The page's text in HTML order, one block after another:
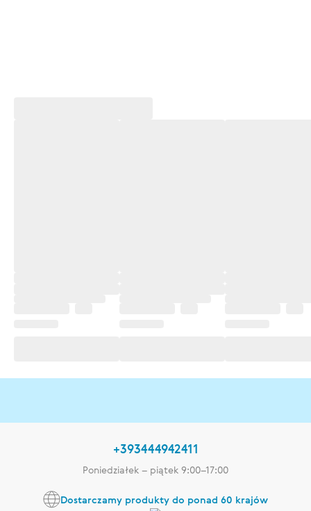
+393444942411
Poniedziałek – piątek 9:00–17:00
Dostarczamy produkty do ponad 60 krajów